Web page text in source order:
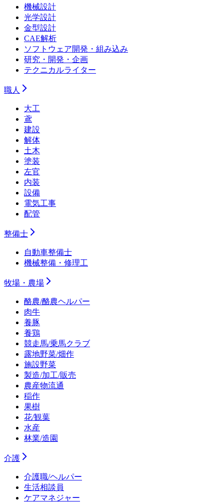
機械設計
光学設計
金型設計
CAE解析
ソフトウェア開発・組み込み
研究・開発・企画
テクニカルライター
職人
大工
鳶
建設
解体
土木
塗装
左官
内装
設備
電気工事
配管
整備士
自動車整備士
機械整備・修理工
牧場・農場
酪農/酪農ヘルパー
肉牛
養豚
養鶏
競走馬/乗馬クラブ
露地野菜/畑作
施設野菜
製造/加工/販売
農産物流通
稲作
果樹
花/観葉
水産
林業/造園
介護
介護職/ヘルパー
生活相談員
ケアマネジャー